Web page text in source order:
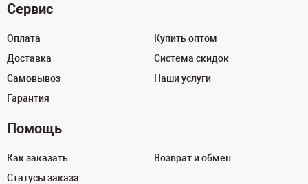
Сервис
Оплата
Доставка
Самовывоз
Гарантия
Купить оптом
Система скидок
Наши услуги
Помощь
Как заказать
Статусы заказа
Возврат и обмен